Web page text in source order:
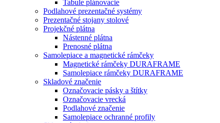
Tabule plánovacie
Podlahové prezentačné systémy
Prezentačné stojany stolové
Projekčné plátna
Nástenné plátna
Prenosné plátna
Samolepiace a magnetické rámčeky
Magnetické rámčeky DURAFRAME
Samolepiace rámčeky DURAFRAME
Skladové značenie
Označovacie pásky a štítky
Označovacie vrecká
Podlahové značenie
Samolepiace ochranné profily